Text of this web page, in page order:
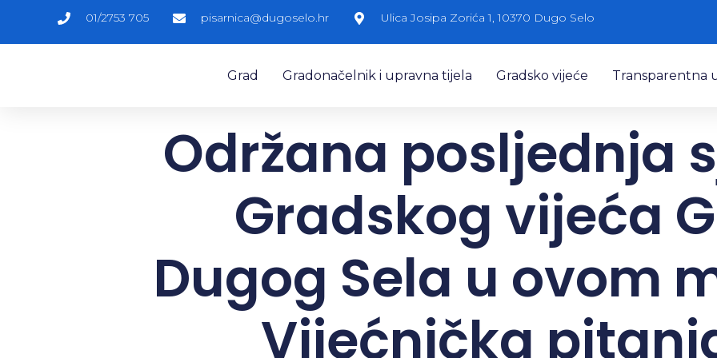
01/2753 705 pisarnica@dugoselo.hr Ulica Josipa Zorića 1, 10370 Dugo Selo
Grad Gradonačelnik i upravna tijela Gradsko vijeće Transparentna
Održana posljednja
Gradskog vijeća
Dugog Sela u ovom
Vijećnička